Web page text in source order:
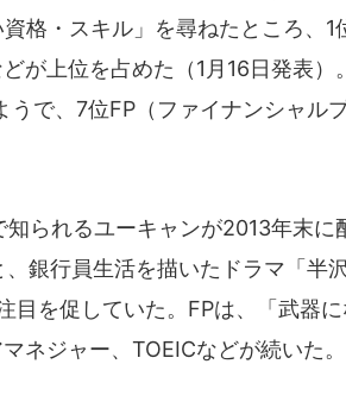
格・スキル」を尋ねたところ、
が上位を占めた（1月16日発表
うで、7位FP（ファイナンシャル
られるユーキャンが2013年末に
、銀行員生活を描いたドラマ「半
目を促していた。FPは、「武器
ネジャー、TOEICなどが続いた。